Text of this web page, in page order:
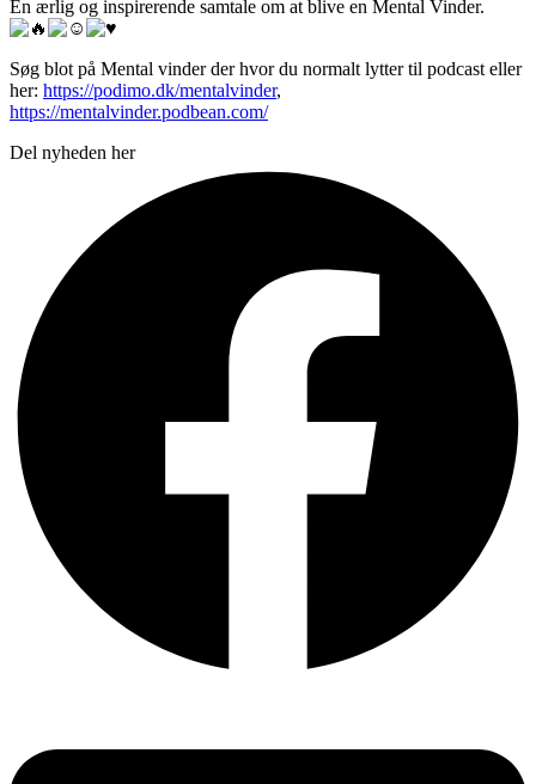
En ærlig og inspirerende samtale om at blive en Mental Vinder.
Søg blot på Mental vinder der hvor du normalt lytter til podcast eller
her: https://podimo.dk/mentalvinder,
https://mentalvinder.podbean.com/
Del nyheden her